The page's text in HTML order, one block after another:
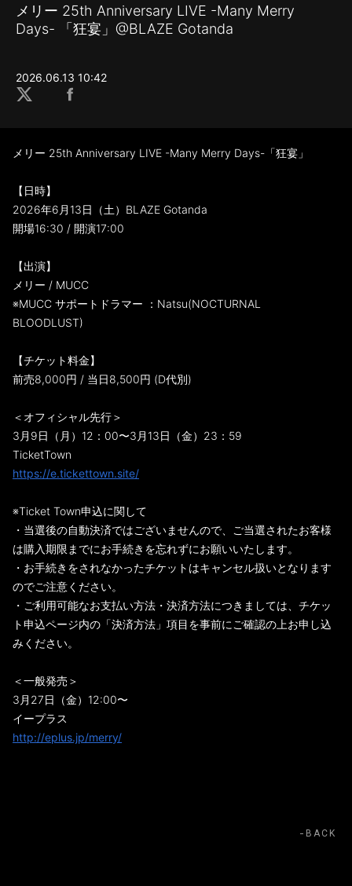
メリー 25th Anniversary LIVE -Many Merry
Days- 「狂宴」@BLAZE Gotanda
2026.06.13 10:42
メリー 25th Anniversary LIVE -Many Merry Days-「狂宴」
【日時】
2026年6月13日（土）BLAZE Gotanda
開場16:30 / 開演17:00
【出演】
メリー / MUCC
※MUCC サポートドラマー ：Natsu(NOCTURNAL
BLOODLUST)
【チケット料金】
前売8,000円 / 当日8,500円 (D代別)
＜オフィシャル先⾏＞
3月9日（⽉）12：00〜3月13日（⾦）23：59
TicketTown
https://e.tickettown.site/
※Ticket Town申込に関して
・当選後の⾃動決済ではございませんので、ご当選されたお客様
は購⼊期限までにお⼿続きを忘れずにお願いいたします。
・お⼿続きをされなかったチケットはキャンセル扱いとなります
のでご注意ください。
・ご利⽤可能なお⽀払い⽅法・決済⽅法につきましては、チケッ
ト申込ページ内の「決済⽅法」項⽬を事前にご確認の上お申し込
みください。
＜⼀般発売＞
3月27日（⾦）12:00〜
イープラス
http://eplus.jp/merry/
BACK